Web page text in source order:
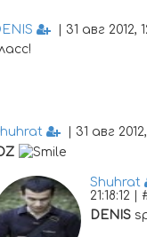
| 31 авг 2012,
| 31 авг
Shuhrat
21:18:12 |
DENIS